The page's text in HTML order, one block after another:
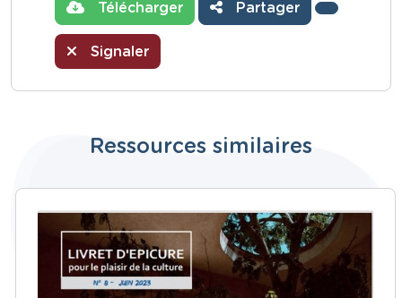
Télécharger Partager
Signaler
Ressources similaires